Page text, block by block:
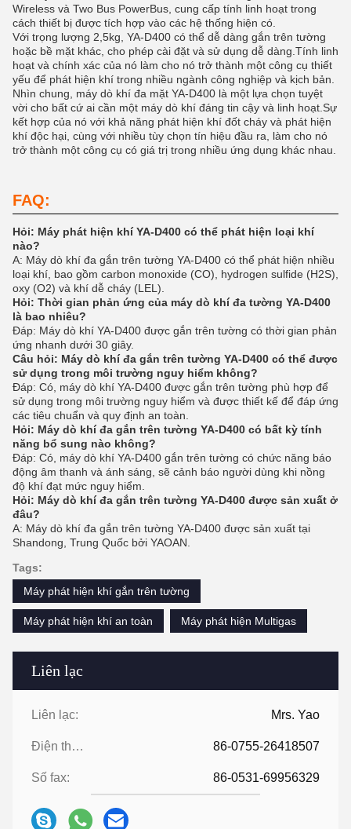
Liên lạc
Liên lạc: Mrs. Yao
Điện thoại: 86-0755-26418507
Số fax: 86-0531-69956329
Wireless và Two Bus PowerBus, cung cấp tính linh hoạt trong
cách thiết bị được tích hợp vào các hệ thống hiện có.
Với trọng lượng 2,5kg, YA-D400 có thể dễ dàng gắn trên tường
hoặc bề mặt khác, cho phép cài đặt và sử dụng dễ dàng.Tính linh
hoạt và chính xác của nó làm cho nó trở thành một công cụ thiết
yếu để phát hiện khí trong nhiều ngành công nghiệp và kịch bản.
Nhìn chung, máy dò khí đa mặt YA-D400 là một lựa chọn tuyệt
vời cho bất cứ ai cần một máy dò khí đáng tin cậy và linh hoạt.Sự
kết hợp của nó với khả năng phát hiện khí đốt cháy và phát hiện
khí độc hại, cùng với nhiều tùy chọn tín hiệu đầu ra, làm cho nó
trở thành một công cụ có giá trị trong nhiều ứng dụng khác nhau.
FAQ:
Hỏi: Máy phát hiện khí YA-D400 có thể phát hiện loại khí
nào?
A: Máy dò khí đa gắn trên tường YA-D400 có thể phát hiện nhiều
loại khí, bao gồm carbon monoxide (CO), hydrogen sulfide (H2S),
oxy (O2) và khí dễ cháy (LEL).
Hỏi: Thời gian phản ứng của máy dò khí đa tường YA-D400
là bao nhiêu?
Đáp: Máy dò khí YA-D400 được gắn trên tường có thời gian phản
ứng nhanh dưới 30 giây.
Câu hỏi: Máy dò khí đa gắn trên tường YA-D400 có thể được
sử dụng trong môi trường nguy hiểm không?
Đáp: Có, máy dò khí YA-D400 được gắn trên tường phù hợp để
sử dụng trong môi trường nguy hiểm và được thiết kế để đáp ứng
các tiêu chuẩn và quy định an toàn.
Hỏi: Máy dò khí đa gắn trên tường YA-D400 có bất kỳ tính
năng bổ sung nào không?
Đáp: Có, máy dò khí YA-D400 gắn trên tường có chức năng báo
động âm thanh và ánh sáng, sẽ cảnh báo người dùng khi nồng
độ khí đạt mức nguy hiểm.
Hỏi: Máy dò khí đa gắn trên tường YA-D400 được sản xuất ở
đâu?
A: Máy dò khí đa gắn trên tường YA-D400 được sản xuất tại
Shandong, Trung Quốc bởi YAOAN.
Tags:
Máy phát hiện khí gắn trên tường
Máy phát hiện khí an toàn Máy phát hiện Multigas